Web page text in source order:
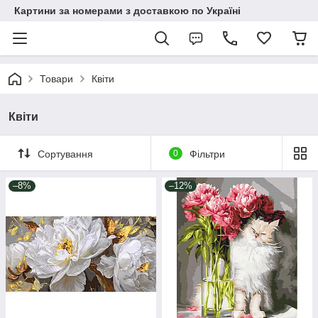
Картини за номерами з доставкою по Україні
Товари Квіти
Квіти
Сортування 0 Фільтри
–8% –12%